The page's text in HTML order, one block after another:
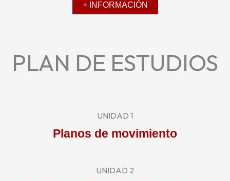
+ INFORMACIÓN
PLAN DE ESTUDIOS
UNIDAD 1
Planos de movimiento
UNIDAD 2